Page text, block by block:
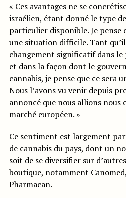
« Ces avantages ne se
israélien, étant donné le type
particulier disponible. Je pense
une situation difficile. Tant qu’il
changement significatif dans le
et dans la façon dont le
cannabis, je pense que ce sera
Nous l’avons vu venir depuis
annoncé que nous allions nous
marché européen. »
Ce sentiment est largement
de cannabis du pays, dont un
soit de se diversifier sur
boutique, notamment
Pharmacan.